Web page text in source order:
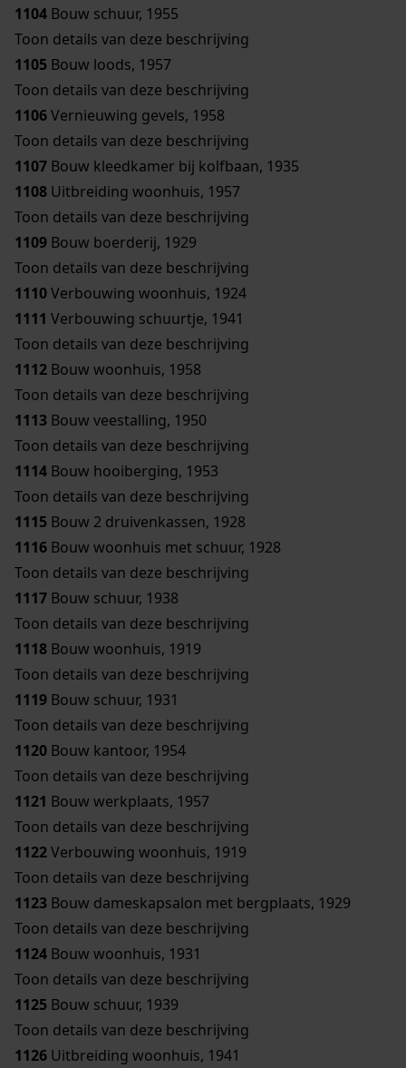
1104 Bouw schuur, 1955
Toon details van deze beschrijving
1105 Bouw loods, 1957
Toon details van deze beschrijving
1106Vernieuwing gevels, 1958
Toon details van deze beschrijving
1107 Bouw kleedkamer bij kolfbaan, 1935
1108 Uitbreiding woonhuis, 1957
Toon details van deze beschrijving
1109 Bouw boerderij, 1929
Toon details van deze beschrijving
1110Verbouwing woonhuis, 1924
1111 Verbouwing schuurtje, 1941
Toon details van deze beschrijving
1112 Bouw woonhuis, 1958
Toon details van deze beschrijving
1113 Bouw veestalling, 1950
Toon details van deze beschrijving
1114 Bouw hooiberging, 1953
Toon details van deze beschrijving
1115 Bouw 2 druivenkassen, 1928
1116 Bouw woonhuis met schuur, 1928
Toon details van deze beschrijving
1117 Bouw schuur, 1938
Toon details van deze beschrijving
1118 Bouw woonhuis, 1919
Toon details van deze beschrijving
1119 Bouw schuur, 1931
Toon details van deze beschrijving
1120 Bouw kantoor, 1954
Toon details van deze beschrijving
1121 Bouw werkplaats, 1957
Toon details van deze beschrijving
1122Verbouwing woonhuis, 1919
Toon details van deze beschrijving
1123 Bouw dameskapsalon met bergplaats, 1929
Toon details van deze beschrijving
1124 Bouw woonhuis, 1931
Toon details van deze beschrijving
1125 Bouw schuur, 1939
Toon details van deze beschrijving
1126 Uitbreiding woonhuis, 1941